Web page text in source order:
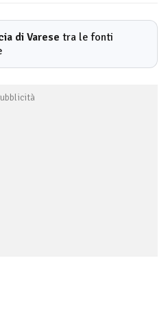
di Varese tra le fonti